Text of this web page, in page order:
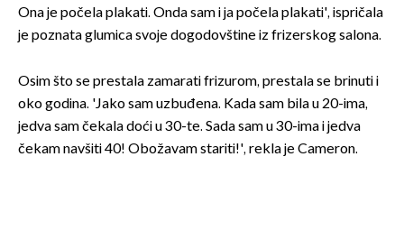
Ona je počela plakati. Onda sam i ja počela plakati', ispričala
je poznata glumica svoje dogodovštine iz frizerskog salona.
Osim što se prestala zamarati frizurom, prestala se brinuti i
oko godina. 'Jako sam uzbuđena. Kada sam bila u 20-ima,
jedva sam čekala doći u 30-te. Sada sam u 30-ima i jedva
čekam navšiti 40! Obožavam stariti!', rekla je Cameron.